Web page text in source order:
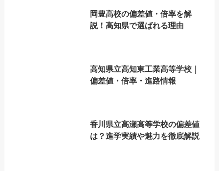
岡豊高校の偏差値・倍率を解
説！高知県で選ばれる理由
高知県立高知東工業高等学校｜
偏差値・倍率・進路情報
香川県立高瀬高等学校の偏差値
は？進学実績や魅力を徹底解説